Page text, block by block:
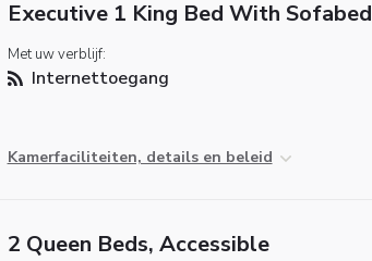
Executive 1 King Bed With Sofabed
Met uw verblijf:
Internettoegang
Kamerfaciliteiten, details en beleid
2 Queen Beds, Accessible